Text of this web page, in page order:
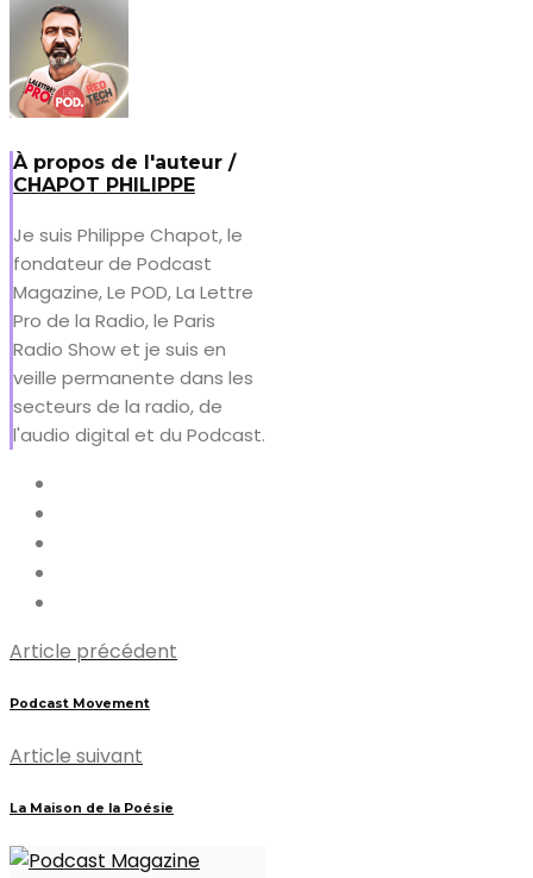
À propos de l'auteur /
CHAPOT PHILIPPE
Je suis Philippe Chapot, le
fondateur de Podcast
Magazine, Le POD, La Lettre
Pro de la Radio, le Paris
Radio Show et je suis en
veille permanente dans les
secteurs de la radio, de
l'audio digital et du Podcast.
Article précédent
Podcast Movement
Article suivant
La Maison de la Poésie